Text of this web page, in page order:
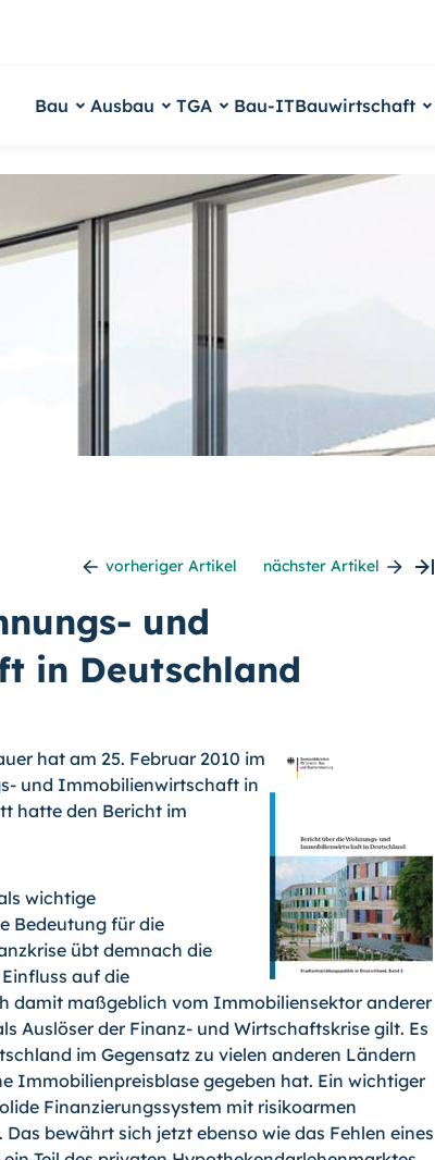
Bau Ausbau TGA Bau-ITBauwirtschaft
vorheriger Artikel nächster Artikel
und
in Deutschland
hat am 25. Februar 2010 im
und Immobilienwirtschaft in
hatte den Bericht im
wichtige
Bedeutung für die
übt demnach die
auf die
damit maßgeblich vom Immobiliensektor anderer
Auslöser der Finanz- und Wirtschaftskrise gilt. Es
im Gegensatz zu vielen anderen Ländern
Immobilienpreisblase gegeben hat. Ein wichtiger
Finanzierungssystem mit risikoarmen
bewährt sich jetzt ebenso wie das Fehlen eines